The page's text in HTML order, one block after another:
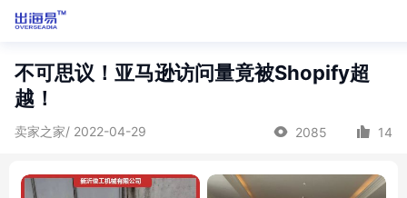
不可思议！亚马逊访问量竟被Shopify超
越！
卖家之家/ 2022-04-29 2085 14